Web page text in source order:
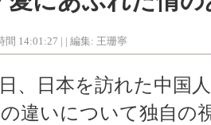
間 14:01:27 | | 編集: 王珊寧
、日本を訪れた中国
違いについて独自の